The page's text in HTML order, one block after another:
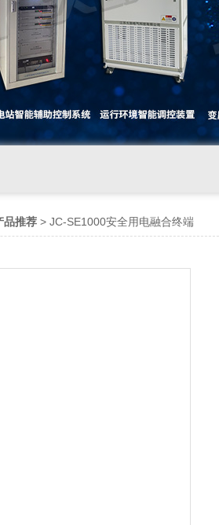
品推荐 > JC-SE1000安全用电融合终端